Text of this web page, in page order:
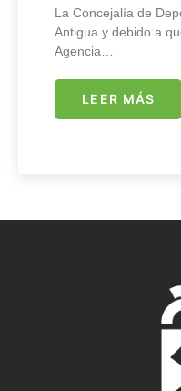
La Concejalía de
Antigua y debido a
Agencia…
LEER MÁS